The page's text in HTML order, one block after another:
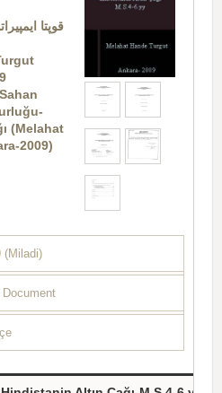
قوپتا
(Melahat
2009)
(Miladi)
Document